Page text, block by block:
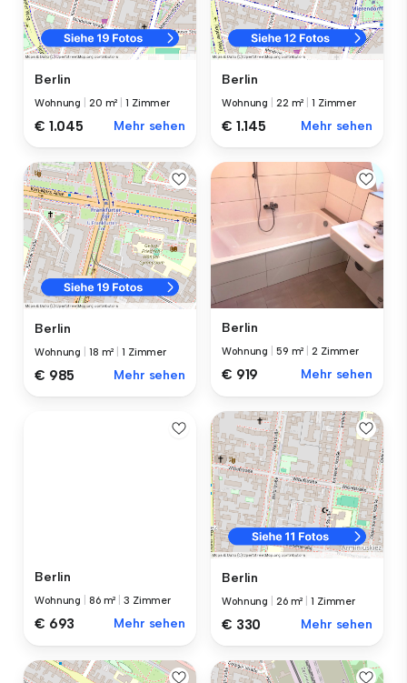
Berlin
Wohnung 20 m² |1 Zimmer
€ 1.045 Mehr sehen
Berlin
Wohnung 22 m² |1 Zimmer
€ 1.145 Mehr sehen
Berlin
Wohnung 18 m² |1 Zimmer
€ 985 Mehr sehen
Berlin
Wohnung 59 m² |2 Zimmer
€ 919 Mehr sehen
Berlin
Wohnung 86 m² |3 Zimmer
€ 693 Mehr sehen
Berlin
Wohnung 26 m² |1 Zimmer
€ 330 Mehr sehen